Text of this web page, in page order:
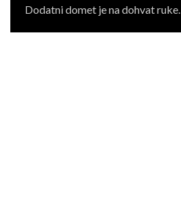
Dodatni domet je na dohvat ruke.